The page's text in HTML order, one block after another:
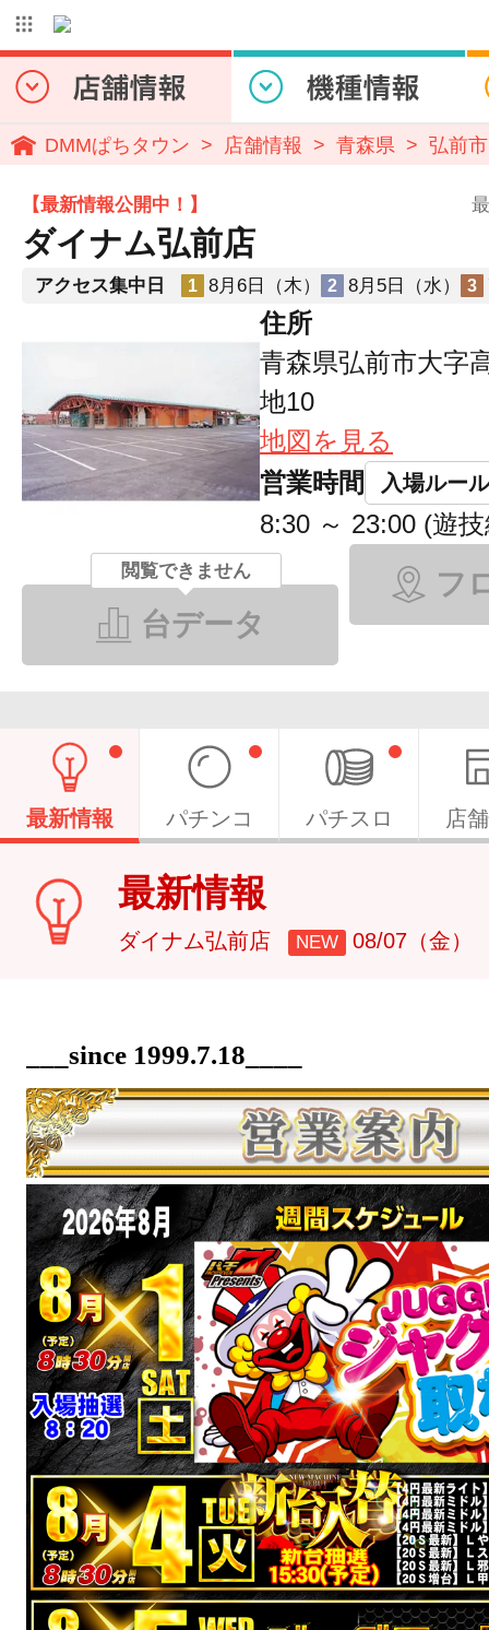
DMMぱちタウン 店舗情報 青森県 弘前市
【最新情報公開中！】
ダイナム弘前店
アクセス集中日 1 8月6日（木） 2 8月5日（水） 3
住所
青森県弘前市大字
地10
地図を見る
営業時間
入場ルール
8:30 ～ 23:00 (遊
閲覧できません
台データ
フ
最新情報 パチンコ パチスロ 店
最新情報
ダイナム弘前店 NEW 08/07（金）